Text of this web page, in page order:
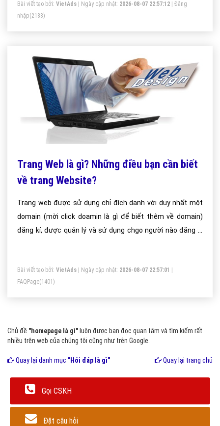
Bài viết tạo bởi: VietAds | Ngày cập nhật: 2026-08-07 22:57:12
Đăng
nhập(2188)
Trang Web là gì? Những điều bạn cần biết
về trang Website?
Trang web được sử dụng chỉ đích danh với duy nhất một
domain (mời click doamin là gì để biết thêm về domain)
đăng kí, được quản lý và sử dụng chgo người nào đăng kí
Bài viết tạo bởi: VietAds | Ngày cập nhật: 2026-08-07 22:57:01
FAQPage(1401)
Chủ đề "homepage là gì" luôn được bạn đọc quan tâm và tìm kiếm rất
nhiều trên web của chúng tôi cũng như trên Google.
Quay lại danh mục "Hỏi đáp là gì" Quay lại trang chủ
Gọi CSKH
Đặt câu hỏi